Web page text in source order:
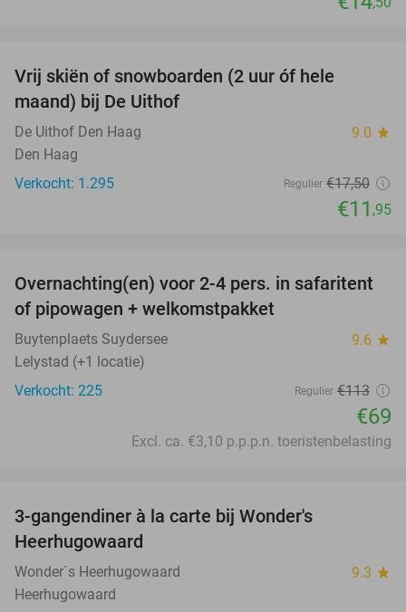
Vrij skiën of snowboarden (2 uur óf hele
maand) bij De Uithof
De Uithof Den Haag 9.0 star
Den Haag
Verkocht: 1.295
Regulier €17,50
€11 ,95
39%
Overnachting(en) voor 2-4 pers. in safaritent
of pipowagen + welkomstpakket
Buytenplaets Suydersee 9.6 star
Lelystad (+1 locatie)
Verkocht: 225
Regulier €113
€69
Excl. ca. €3,10 p.p.p.n. toeristenbelasting
3-gangendiner à la carte bij Wonder's
Heerhugowaard
Wonder´s Heerhugowaard 9.3 star
Heerhugowaard